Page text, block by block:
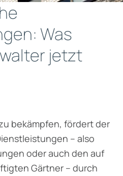
Was
jetzt
bekämpfen, fördert der
– also
oder auch den auf
Gärtner – durch